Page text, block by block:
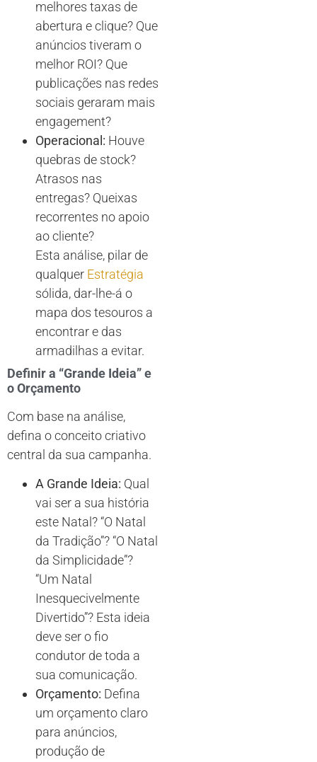
melhores taxas de
abertura e clique? Que
anúncios tiveram o
melhor ROI? Que
publicações nas redes
sociais geraram mais
engagement?
Operacional: Houve
quebras de stock?
Atrasos nas
entregas? Queixas
recorrentes no apoio
ao cliente?
Esta análise, pilar de
qualquer Estratégia
sólida, dar-lhe-á o
mapa dos tesouros a
encontrar e das
armadilhas a evitar.
Definir a “Grande Ideia” e
o Orçamento
Com base na análise,
defina o conceito criativo
central da sua campanha.
A Grande Ideia: Qual
vai ser a sua história
este Natal? “O Natal
da Tradição”? “O Natal
da Simplicidade”?
“Um Natal
Inesquecivelmente
Divertido”? Esta ideia
deve ser o fio
condutor de toda a
sua comunicação.
Orçamento: Defina
um orçamento claro
para anúncios,
produção de